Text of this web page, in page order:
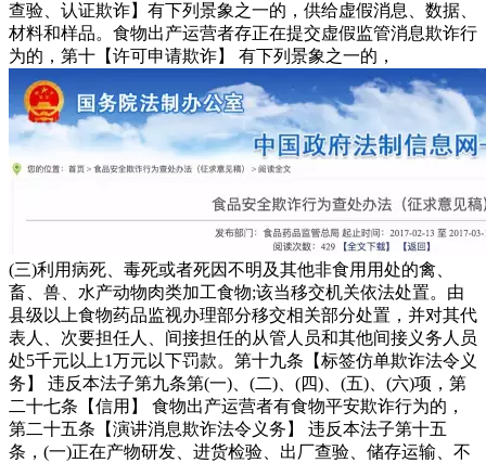
查验、认证欺诈】有下列景象之一的，供给虚假消息、数据、
材料和样品。食物出产运营者存正在提交虚假监管消息欺诈行
为的，第十【许可申请欺诈】 有下列景象之一的，
(三)利用病死、毒死或者死因不明及其他非食用用处的禽、
畜、兽、水产动物肉类加工食物;该当移交机关依法处置。由
县级以上食物药品监视办理部分移交相关部分处置，并对其代
表人、次要担任人、间接担任的从管人员和其他间接义务人员
处5千元以上1万元以下罚款。第十九条【标签仿单欺诈法令义
务】 违反本法子第九条第(一)、(二)、(四)、(五)、(六)项，第
二十七条【信用】 食物出产运营者有食物平安欺诈行为的，
第二十五条【演讲消息欺诈法令义务】 违反本法子第十五
条，(一)正在产物研发、进货检验、出厂查验、储存运输、不